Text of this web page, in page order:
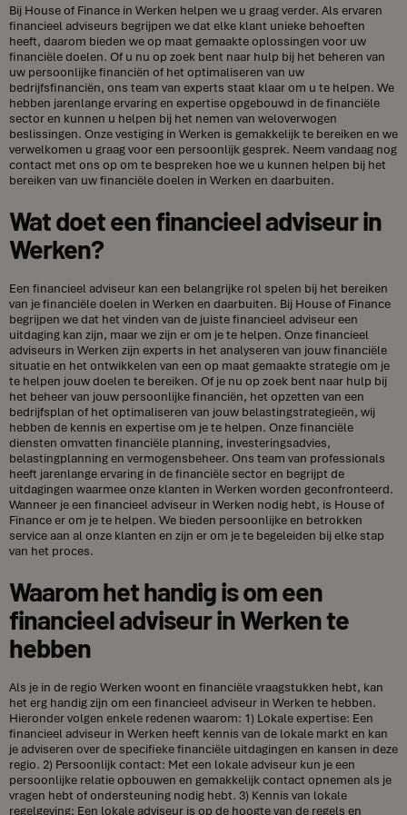
Bij House of Finance in Werken helpen we u graag verder. Als ervaren
financieel adviseurs begrijpen we dat elke klant unieke behoeften
heeft, daarom bieden we op maat gemaakte oplossingen voor uw
financiële doelen. Of u nu op zoek bent naar hulp bij het beheren van
uw persoonlijke financiën of het optimaliseren van uw
bedrijfsfinanciën, ons team van experts staat klaar om u te helpen. We
hebben jarenlange ervaring en expertise opgebouwd in de financiële
sector en kunnen u helpen bij het nemen van weloverwogen
beslissingen. Onze vestiging in Werken is gemakkelijk te bereiken en we
verwelkomen u graag voor een persoonlijk gesprek. Neem vandaag nog
contact met ons op om te bespreken hoe we u kunnen helpen bij het
bereiken van uw financiële doelen in Werken en daarbuiten.
Wat doet een financieel adviseur in
Werken?
Een financieel adviseur kan een belangrijke rol spelen bij het bereiken
van je financiële doelen in Werken en daarbuiten. Bij House of Finance
begrijpen we dat het vinden van de juiste financieel adviseur een
uitdaging kan zijn, maar we zijn er om je te helpen. Onze financieel
adviseurs in Werken zijn experts in het analyseren van jouw financiële
situatie en het ontwikkelen van een op maat gemaakte strategie om je
te helpen jouw doelen te bereiken. Of je nu op zoek bent naar hulp bij
het beheer van jouw persoonlijke financiën, het opzetten van een
bedrijfsplan of het optimaliseren van jouw belastingstrategieën, wij
hebben de kennis en expertise om je te helpen. Onze financiële
diensten omvatten financiële planning, investeringsadvies,
belastingplanning en vermogensbeheer. Ons team van professionals
heeft jarenlange ervaring in de financiële sector en begrijpt de
uitdagingen waarmee onze klanten in Werken worden geconfronteerd.
Wanneer je een financieel adviseur in Werken nodig hebt, is House of
Finance er om je te helpen. We bieden persoonlijke en betrokken
service aan al onze klanten en zijn er om je te begeleiden bij elke stap
van het proces.
Waarom het handig is om een
financieel adviseur in Werken te
hebben
Als je in de regio Werken woont en financiële vraagstukken hebt, kan
het erg handig zijn om een financieel adviseur in Werken te hebben.
Hieronder volgen enkele redenen waarom: 1) Lokale expertise: Een
financieel adviseur in Werken heeft kennis van de lokale markt en kan
je adviseren over de specifieke financiële uitdagingen en kansen in deze
regio. 2) Persoonlijk contact: Met een lokale adviseur kun je een
persoonlijke relatie opbouwen en gemakkelijk contact opnemen als je
vragen hebt of ondersteuning nodig hebt. 3) Kennis van lokale
regelgeving: Een lokale adviseur is op de hoogte van de regels en